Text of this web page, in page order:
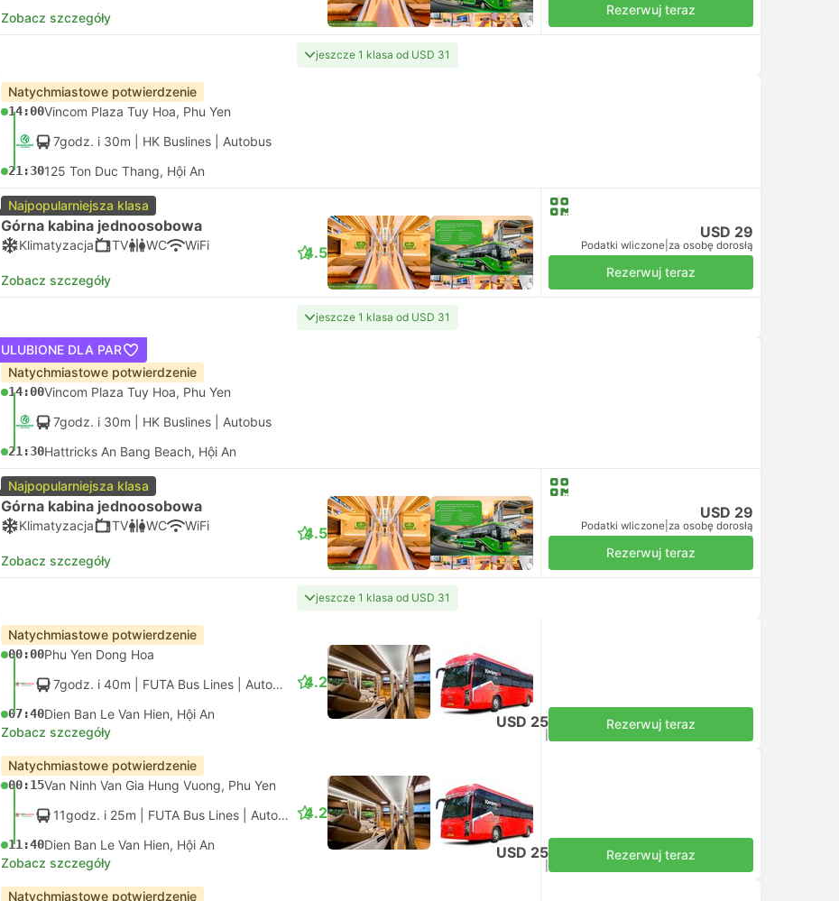
Zobacz szczegóły
Rezerwuj teraz
jeszcze 1 klasa od USD 31
Natychmiastowe potwierdzenie
14:00Vincom Plaza Tuy Hoa, Phu Yen
7godz. i 30m | HK Buslines Autobus
21:30125 Ton Duc Thang, Hội An
Najpopularniejsza klasa
Górna kabina jednoosobowa
Klimatyzacja TV WC WiFi
Zobacz szczegóły
4.5
USD 29
Podatki wliczone za osobę dorosłą
Rezerwuj teraz
jeszcze 1 klasa od USD 31
ULUBIONE DLA PAR
Natychmiastowe potwierdzenie
14:00Vincom Plaza Tuy Hoa, Phu Yen
7godz. i 30m | HK Buslines Autobus
21:30Hattricks An Bang Beach, Hội An
Najpopularniejsza klasa
Górna kabina jednoosobowa
Klimatyzacja TV WC WiFi
Zobacz szczegóły
4.5
USD 29
Podatki wliczone za osobę dorosłą
Rezerwuj teraz
jeszcze 1 klasa od USD 31
Natychmiastowe potwierdzenie
00:00Phu Yen Dong Hoa
7godz. i 40m | FUTA Bus Lines Autobus |Standard z klimatyzacją
07:40Dien Ban Le Van Hien, Hội An
4.2
Zobacz szczegóły
USD 25 Rezerwuj teraz
Natychmiastowe potwierdzenie
00:15Van Ninh Van Gia Hung Vuong, Phu Yen
11godz. i 25m | FUTA Bus Lines Autobus |Standard z klimatyzacją
11:40Dien Ban Le Van Hien, Hội An
4.2
Zobacz szczegóły
USD 25 Rezerwuj teraz
Natychmiastowe potwierdzenie